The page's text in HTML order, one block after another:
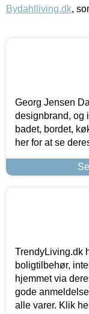
Bydahlliving.dk,
Georg Jensen
designbrand, og
badet, bordet,
her for at se
TrendyLiving.dk
boligtilbehør,
hjemmet via
gode
alle varer. Klik